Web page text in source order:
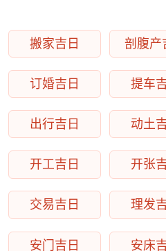
搬家吉日 剖腹产
订婚吉日 提车
出行吉日 动土
开工吉日 开张
交易吉日 理发
安门吉日 安床